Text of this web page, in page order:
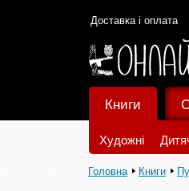
Доставка і оплата
Книги
Художні
Головна Книги